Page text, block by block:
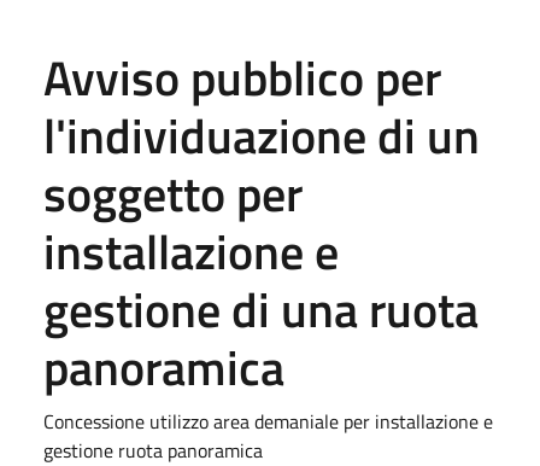
Avviso pubblico per
l'individuazione di un
soggetto per
installazione e
gestione di una ruota
panoramica
Concessione utilizzo area demaniale per installazione e
gestione ruota panoramica